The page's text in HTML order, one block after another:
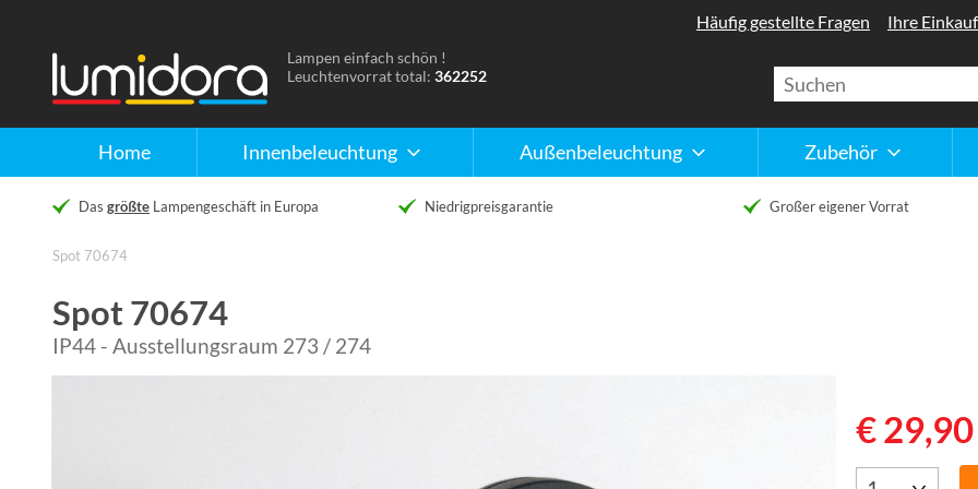
Home Innenbeleuchtung Außenbeleuchtung Zubehör
Häufig gestellte Fragen Ihre
Naar
de
Lampen einfach schön !
Leuchtenvorrat total: 362252
Das größte Lampengeschäft in Europa Niedrigpreisgarantie Großer eigener Vorrat
Spot 70674
Spot 70674
IP44 - Ausstellungsraum 273 / 274
€ 29,90